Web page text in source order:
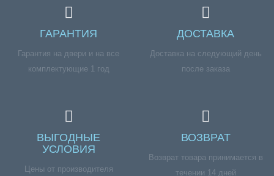
ГАРАНТИЯ
Гарантия на двери и на все
комплектующие 1 год
ДОСТАВКА
Доставка на следующий день
после заказа
ВЫГОДНЫЕ
УСЛОВИЯ
Цены от производителя
ВОЗВРАТ
Возврат товара принимается в
течении 14 дней